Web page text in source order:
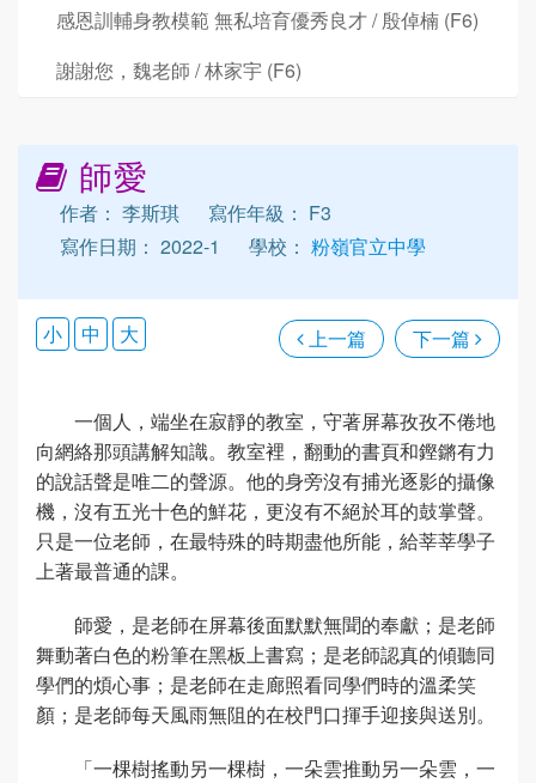
感恩訓輔身教模範 無私培育優秀良才 / 殷倬楠 (F6)
謝謝您，魏老師 / 林家宇 (F6)
師愛
作者： 李斯琪
寫作年級： F3
寫作日期： 2022-1
學校： 粉嶺官立中學
上一篇 下一篇
小 中 大
一個人，端坐在寂靜的教室，守著屏幕孜孜不倦地
向網絡那頭講解知識。教室裡，翻動的書頁和鏗鏘有力
的說話聲是唯二的聲源。他的身旁沒有捕光逐影的攝像
機，沒有五光十色的鮮花，更沒有不絕於耳的鼓掌聲。
只是一位老師，在最特殊的時期盡他所能，給莘莘學子
上著最普通的課。
師愛，是老師在屏幕後面默默無聞的奉獻；是老師
舞動著白色的粉筆在黑板上書寫；是老師認真的傾聽同
學們的煩心事；是老師在走廊照看同學們時的溫柔笑
顏；是老師每天風雨無阻的在校門口揮手迎接與送別。
「一棵樹搖動另一棵樹，一朵雲推動另一朵雲，一